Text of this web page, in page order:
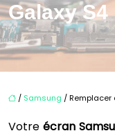
Galaxy S4
/ Samsung / Remplacer
Votreécran